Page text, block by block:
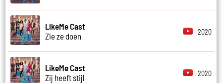
LikeMe Cast
Zie ze doen
2020
LikeMe Cast
Zij heeft stijl
2020